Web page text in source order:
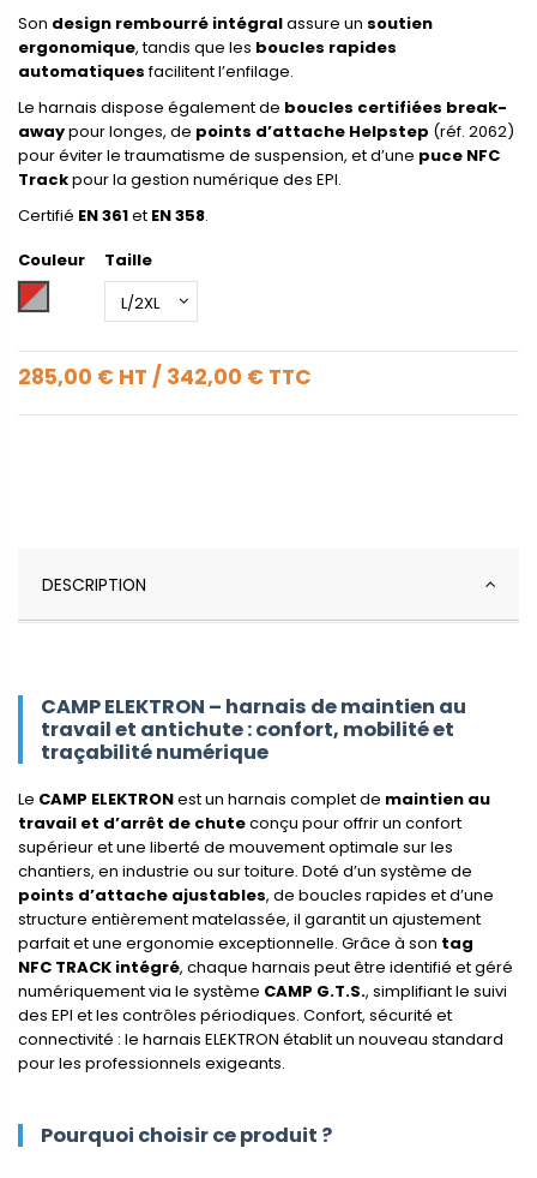
Son design rembourré intégralassure un soutien
ergonomique, tandis que les boucles rapides
automatiquesfacilitent l’enfilage.
Le harnais dispose également de boucles certifiées break-
awaypour longes, de points d’attache Helpstep (réf. 2062)
pour éviter le traumatisme de suspension, et d’une puce NFC
Trackpour la gestion numérique des EPI.
Certifié EN 361et EN 358.
Couleur
Rouge/Gris
Taille
285,00 € HT / 342,00 € TTC
DESCRIPTION
CAMP ELEKTRON – harnais de maintien au
travail et antichute : confort, mobilité et
traçabilité numérique
Le CAMP ELEKTRONest un harnais complet de maintien au
travail et d’arrêt de chuteconçu pour offrir un confort
supérieur et une liberté de mouvement optimale sur les
chantiers, en industrie ou sur toiture. Doté d’un système de
points d’attache ajustables, de boucles rapides et d’une
structure entièrement matelassée, il garantit un ajustement
parfait et une ergonomie exceptionnelle. Grâce à son tag
NFC TRACK intégré, chaque harnais peut être identifié et géré
numériquement via le système CAMP G.T.S., simplifiant le suivi
des EPI et les contrôles périodiques. Confort, sécurité et
connectivité : le harnais ELEKTRON établit un nouveau standard
pour les professionnels exigeants.
Pourquoi choisir ce produit ?